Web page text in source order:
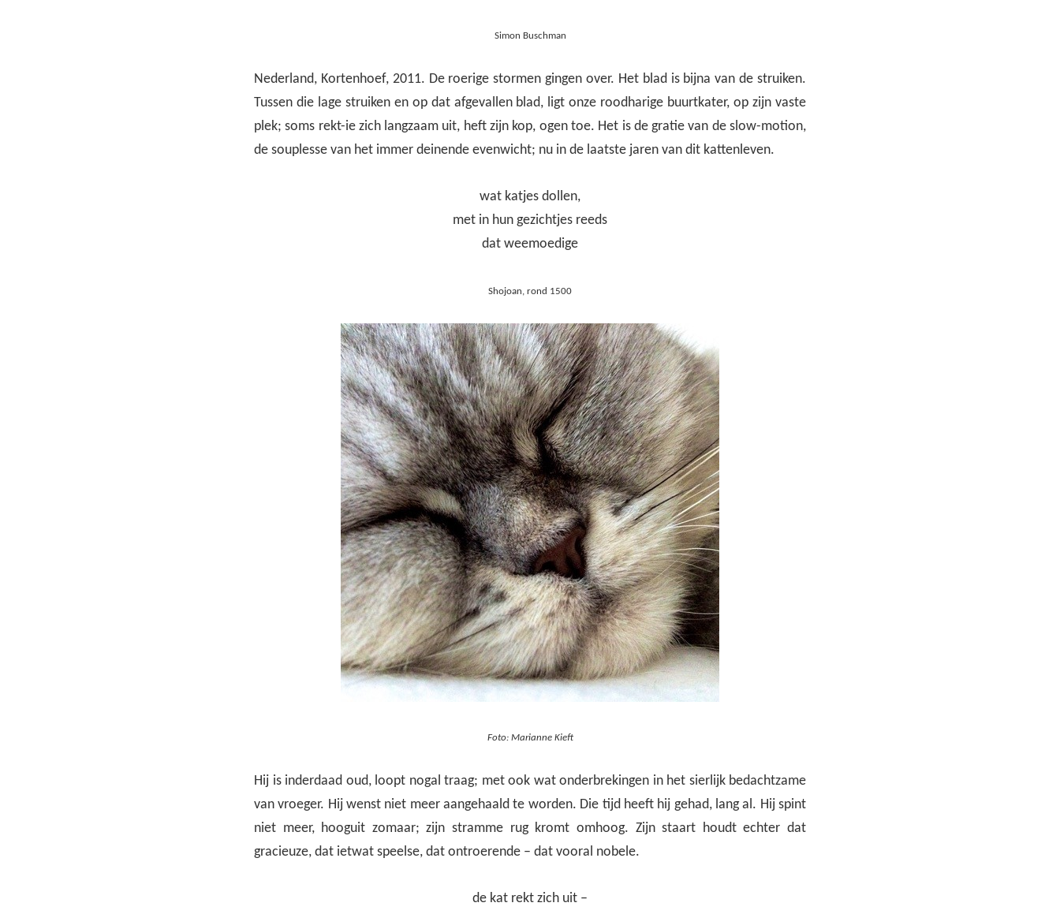
Simon Buschman
Nederland, Kortenhoef, 2011. De roerige stormen gingen over. Het blad is bijna van de struiken.
Tussen die lage struiken en op dat afgevallen blad, ligt onze roodharige buurtkater, op zijn vaste
plek; soms rekt-ie zich langzaam uit, heft zijn kop, ogen toe. Het is de gratie van de slow-motion,
de souplesse van het immer deinende evenwicht; nu in de laatste jaren van dit kattenleven.
wat katjes dollen,
met in hun gezichtjes reeds
dat weemoedige
Shojoan, rond 1500
Foto: Marianne Kieft
Hij is inderdaad oud, loopt nogal traag; met ook wat onderbrekingen in het sierlijk bedachtzame
van vroeger. Hij wenst niet meer aangehaald te worden. Die tijd heeft hij gehad, lang al. Hij spint
niet meer, hooguit zomaar; zijn stramme rug kromt omhoog. Zijn staart houdt echter dat
gracieuze, dat ietwat speelse, dat ontroerende – dat vooral nobele.
de kat rekt zich uit –